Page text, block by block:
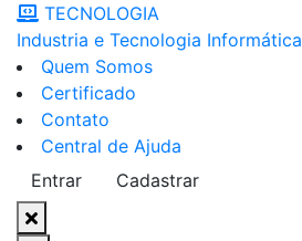
TECNOLOGIA
Industria e Tecnologia Informática
Quem Somos
Certificado
Contato
Central de Ajuda
Entrar
Cadastrar